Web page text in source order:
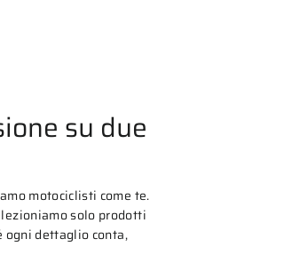
su due
motociclisti come te.
solo prodotti
ogni dettaglio conta,